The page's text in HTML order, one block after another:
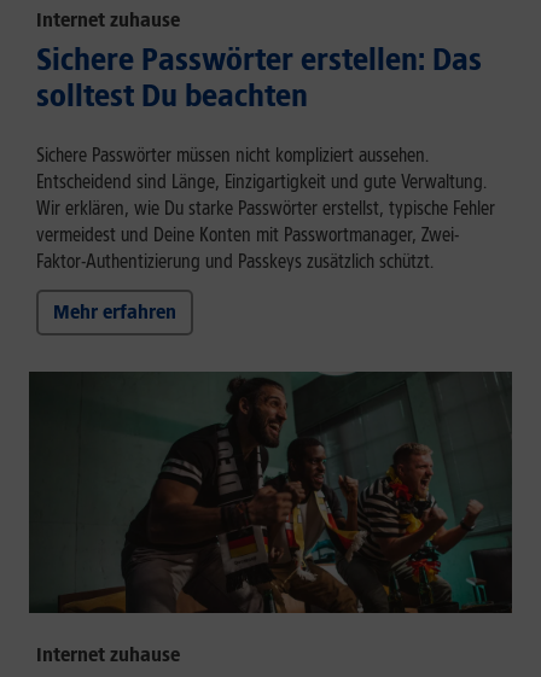
Internet zuhause
Sichere Passwörter erstellen: Das
solltest Du beachten
Sichere Passwörter müssen nicht kompliziert aussehen.
Entscheidend sind Länge, Einzigartigkeit und gute Verwaltung.
Wir erklären, wie Du starke Passwörter erstellst, typische Fehler
vermeidest und Deine Konten mit Passwortmanager, Zwei-
Faktor-Authentizierung und Passkeys zusätzlich schützt.
Mehr erfahren
Internet zuhause